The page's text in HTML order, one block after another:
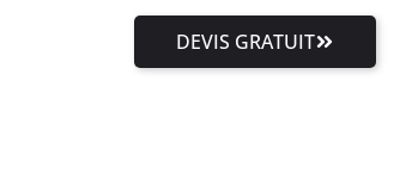
DEVIS GRATUIT